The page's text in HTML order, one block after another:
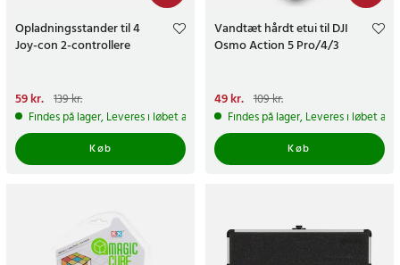
Opladningsstander til 4
Joy-con 2-controllere
Nuværende pris
pris:139 kr.
59 kr. 139 kr.
Findes på lager, Leveres i løbet af 1-2 hverdage
Køb
Vandtæt hårdt etui til DJI
Osmo Action 5 Pro/4/3
Nuværende pris
pris:109 kr.
49 kr. 109 kr.
Findes på lager, Leveres i løbet af
Køb